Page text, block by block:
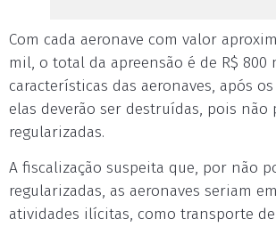
Com cada aeronave com valor
mil, o total da apreensão é de R$ 800
características das aeronaves, após
elas deverão ser destruídas, pois não
regularizadas.
A fiscalização suspeita que, por não
regularizadas, as aeronaves seriam
atividades ilícitas, como transporte